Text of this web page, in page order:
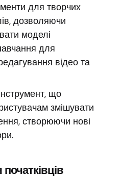
для творчих
дозволяючи
моделі
для
відео та
що
змішувати
створюючи нові